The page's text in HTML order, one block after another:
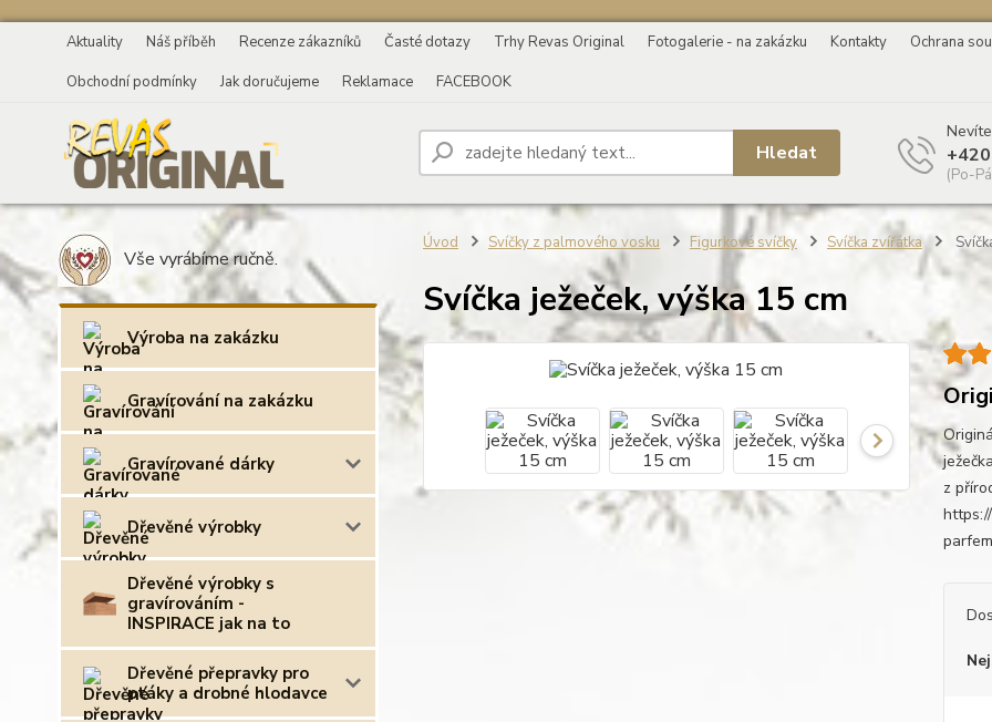
Aktuality Náš příběh Recenze zákazníků Časté dotazy Trhy Revas Original Fotogalerie - na zakázku Kontakty
Ochrana
Obchodní podmínky
Jak doručujeme Reklamace FACEBOOK
Hledat
(Po-
Vše vyrábíme ručně.
Výroba na zakázku
Gravírování na zakázku
Gravírované dárky
Dřevěné výrobky
Dřevěné výrobky s
gravírováním -
INSPIRACE jak na to
Dřevěné přepravky pro
ptáky a drobné hlodavce
Úvod Svíčky z palmového vosku Figurkové svíčky Svíčka zvířátka
Svíčka ježeček, výška 15 cm
z